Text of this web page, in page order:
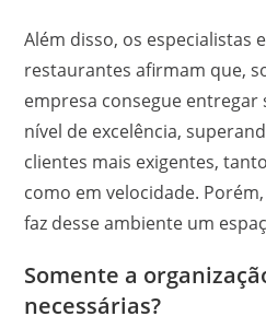
Além disso, os especialistas
restaurantes afirmam que,
empresa consegue
nível de excelência,
clientes mais exigentes,
como em velocidade.
faz desse ambiente um
Somente a
necessárias?